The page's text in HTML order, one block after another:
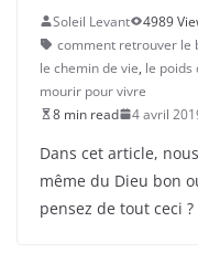
Soleil Levant 4989
comment retrouver le
le chemin de vie, le poids
mourir pour vivre
8 min read
4 avril
Dans cet article,
même du Dieu bon
pensez de tout ceci ?